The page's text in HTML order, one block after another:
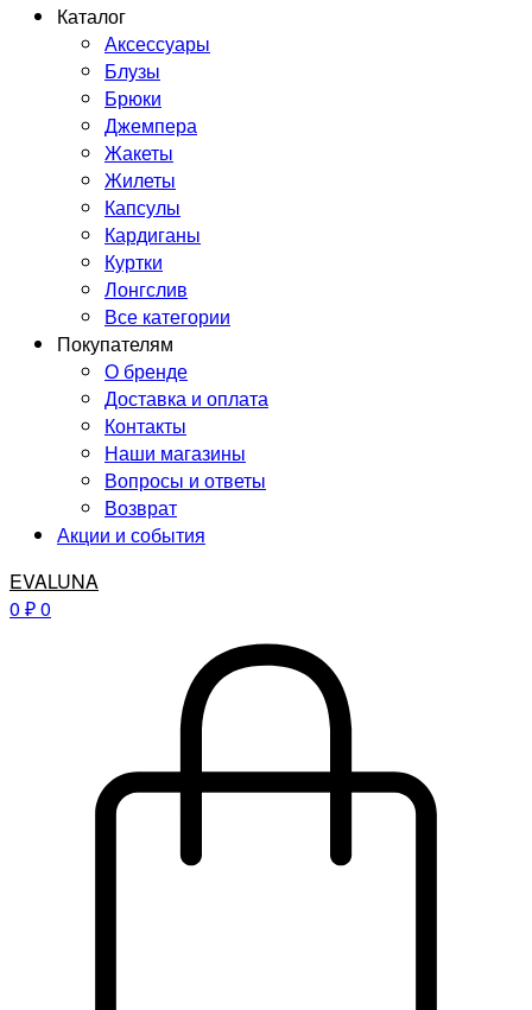
Каталог
Аксессуары
Блузы
Брюки
Джемпера
Жакеты
Жилеты
Капсулы
Кардиганы
Куртки
Лонгслив
Все категории
Покупателям
О бренде
Доставка и оплата
Контакты
Наши магазины
Вопросы и ответы
Возврат
Акции и события
EVALUNA
0 ₽0